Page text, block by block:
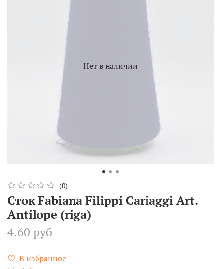
Нет в наличии
(0)
Сток Fabiana Filippi Cariaggi Art.
Antilope (riga)
4.60 руб
В избранное